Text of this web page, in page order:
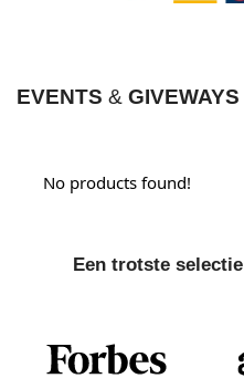
EVENTS & GIVEWAYS
No products found!
Een trotste selectie